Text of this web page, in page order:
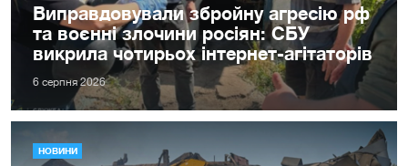
Виправдовували збройну агресію рф
та воєнні злочини росіян: СБУ
викрила чотирьох інтернет-агітаторів
6 серпня 2026
НОВИНИ